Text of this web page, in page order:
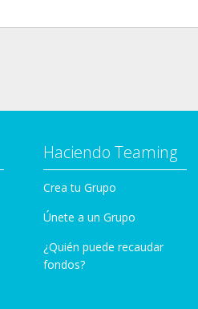
Haciendo Teaming
Crea tu Grupo
Únete a un Grupo
¿Quién puede recaudar
fondos?